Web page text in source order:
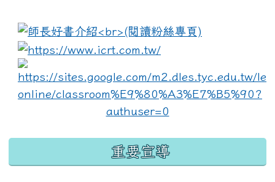
link to https://
重要宣導